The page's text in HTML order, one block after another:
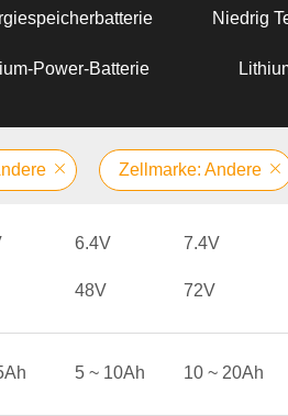
Niedrig
Power-Batterie
Zellmarke: Andere
6.4V 7.4V
48V 72V
5 ~ 10Ah 10 ~ 20Ah